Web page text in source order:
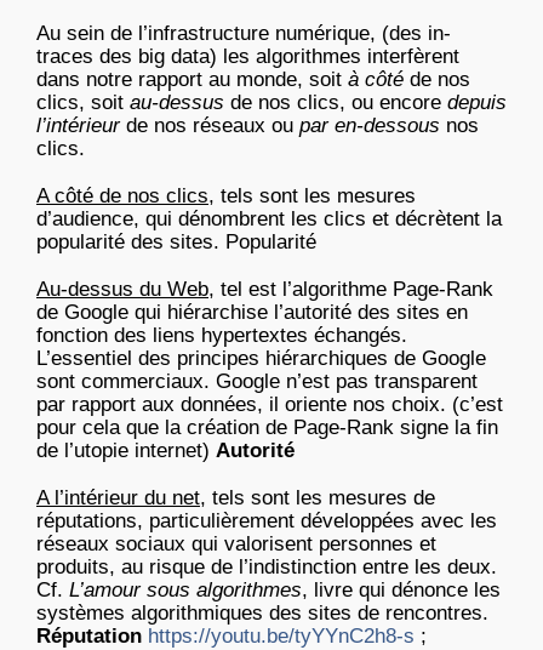
Au sein de l’infrastructure numérique, (des in-
traces des big data) les algorithmes interfèrent
dans notre rapport au monde, soit à côté de nos
clics, soit au-dessus de nos clics, ou encore depuis
l’intérieurde nos réseaux ou par en-dessous nos
clics.
A côté de nos clics, tels sont les mesures
d’audience, qui dénombrent les clics et décrètent la
popularité des sites. Popularité
Au-dessus du Web, tel est l’algorithme Page-Rank
de Google qui hiérarchise l’autorité des sites en
fonction des liens hypertextes échangés.
L’essentiel des principes hiérarchiques de Google
sont commerciaux. Google n’est pas transparent
par rapport aux données, il oriente nos choix. (c’est
pour cela que la création de Page-Rank signe la fin
de l’utopie internet) Autorité
A l’intérieur du net, tels sont les mesures de
réputations, particulièrement développées avec les
réseaux sociaux qui valorisent personnes et
produits, au risque de l’indistinction entre les deux.
Cf. L’amour sous algorithmes, livre qui dénonce les
systèmes algorithmiques des sites de rencontres.
Réputation https://youtu.be/tyYYnC2h8-s ;